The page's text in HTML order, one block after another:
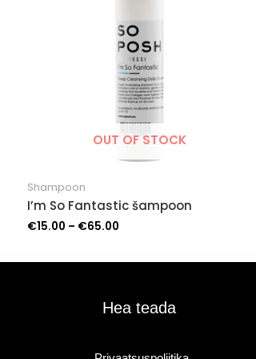
OUT OF STOCK
Shampoon
I’m So Fantastic šampoon
€15.00 – €65.00
Hea teada